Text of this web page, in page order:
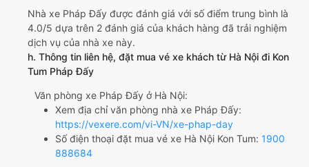
Nhà xe Pháp Đấy được đánh giá với số điểm trung bình là
4.0/5 dựa trên 2 đánh giá của khách hàng đã trải nghiệm
dịch vụ của nhà xe này.
h. Thông tin liên hệ, đặt mua vé xe khách từ Hà Nội đi Kon
Tum Pháp Đấy
Văn phòng xe Pháp Đấy ở Hà Nội:
Xem địa chỉ văn phòng nhà xe Pháp Đấy:
https://vexere.com/vi-VN/xe-phap-day
Số điện thoại đặt mua vé xe Hà Nội Kon Tum: 1900
888684